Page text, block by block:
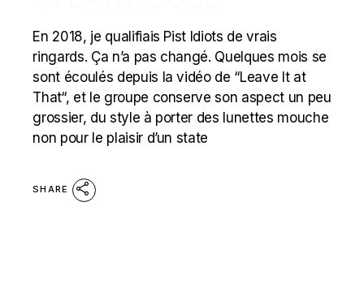
En 2018, je qualifiais Pist Idiots de vrais
ringards. Ça n’a pas changé. Quelques mois se
sont écoulés depuis la vidéo de “Leave It at
That“, et le groupe conserve son aspect un peu
grossier, du style à porter des lunettes mouche
non pour le plaisir d’un state
SHARE